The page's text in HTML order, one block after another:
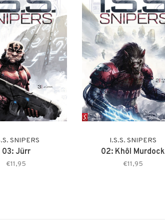
SNIPERS
03: Jürr
€11,95
I.S.S. SNIPERS
02: Khôl Murdock
€11,95